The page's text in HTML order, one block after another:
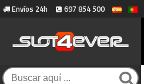
Envíos 24h 697 854 500